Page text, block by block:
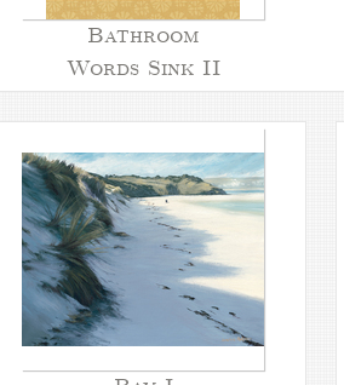
Bathroom
Words Sink II